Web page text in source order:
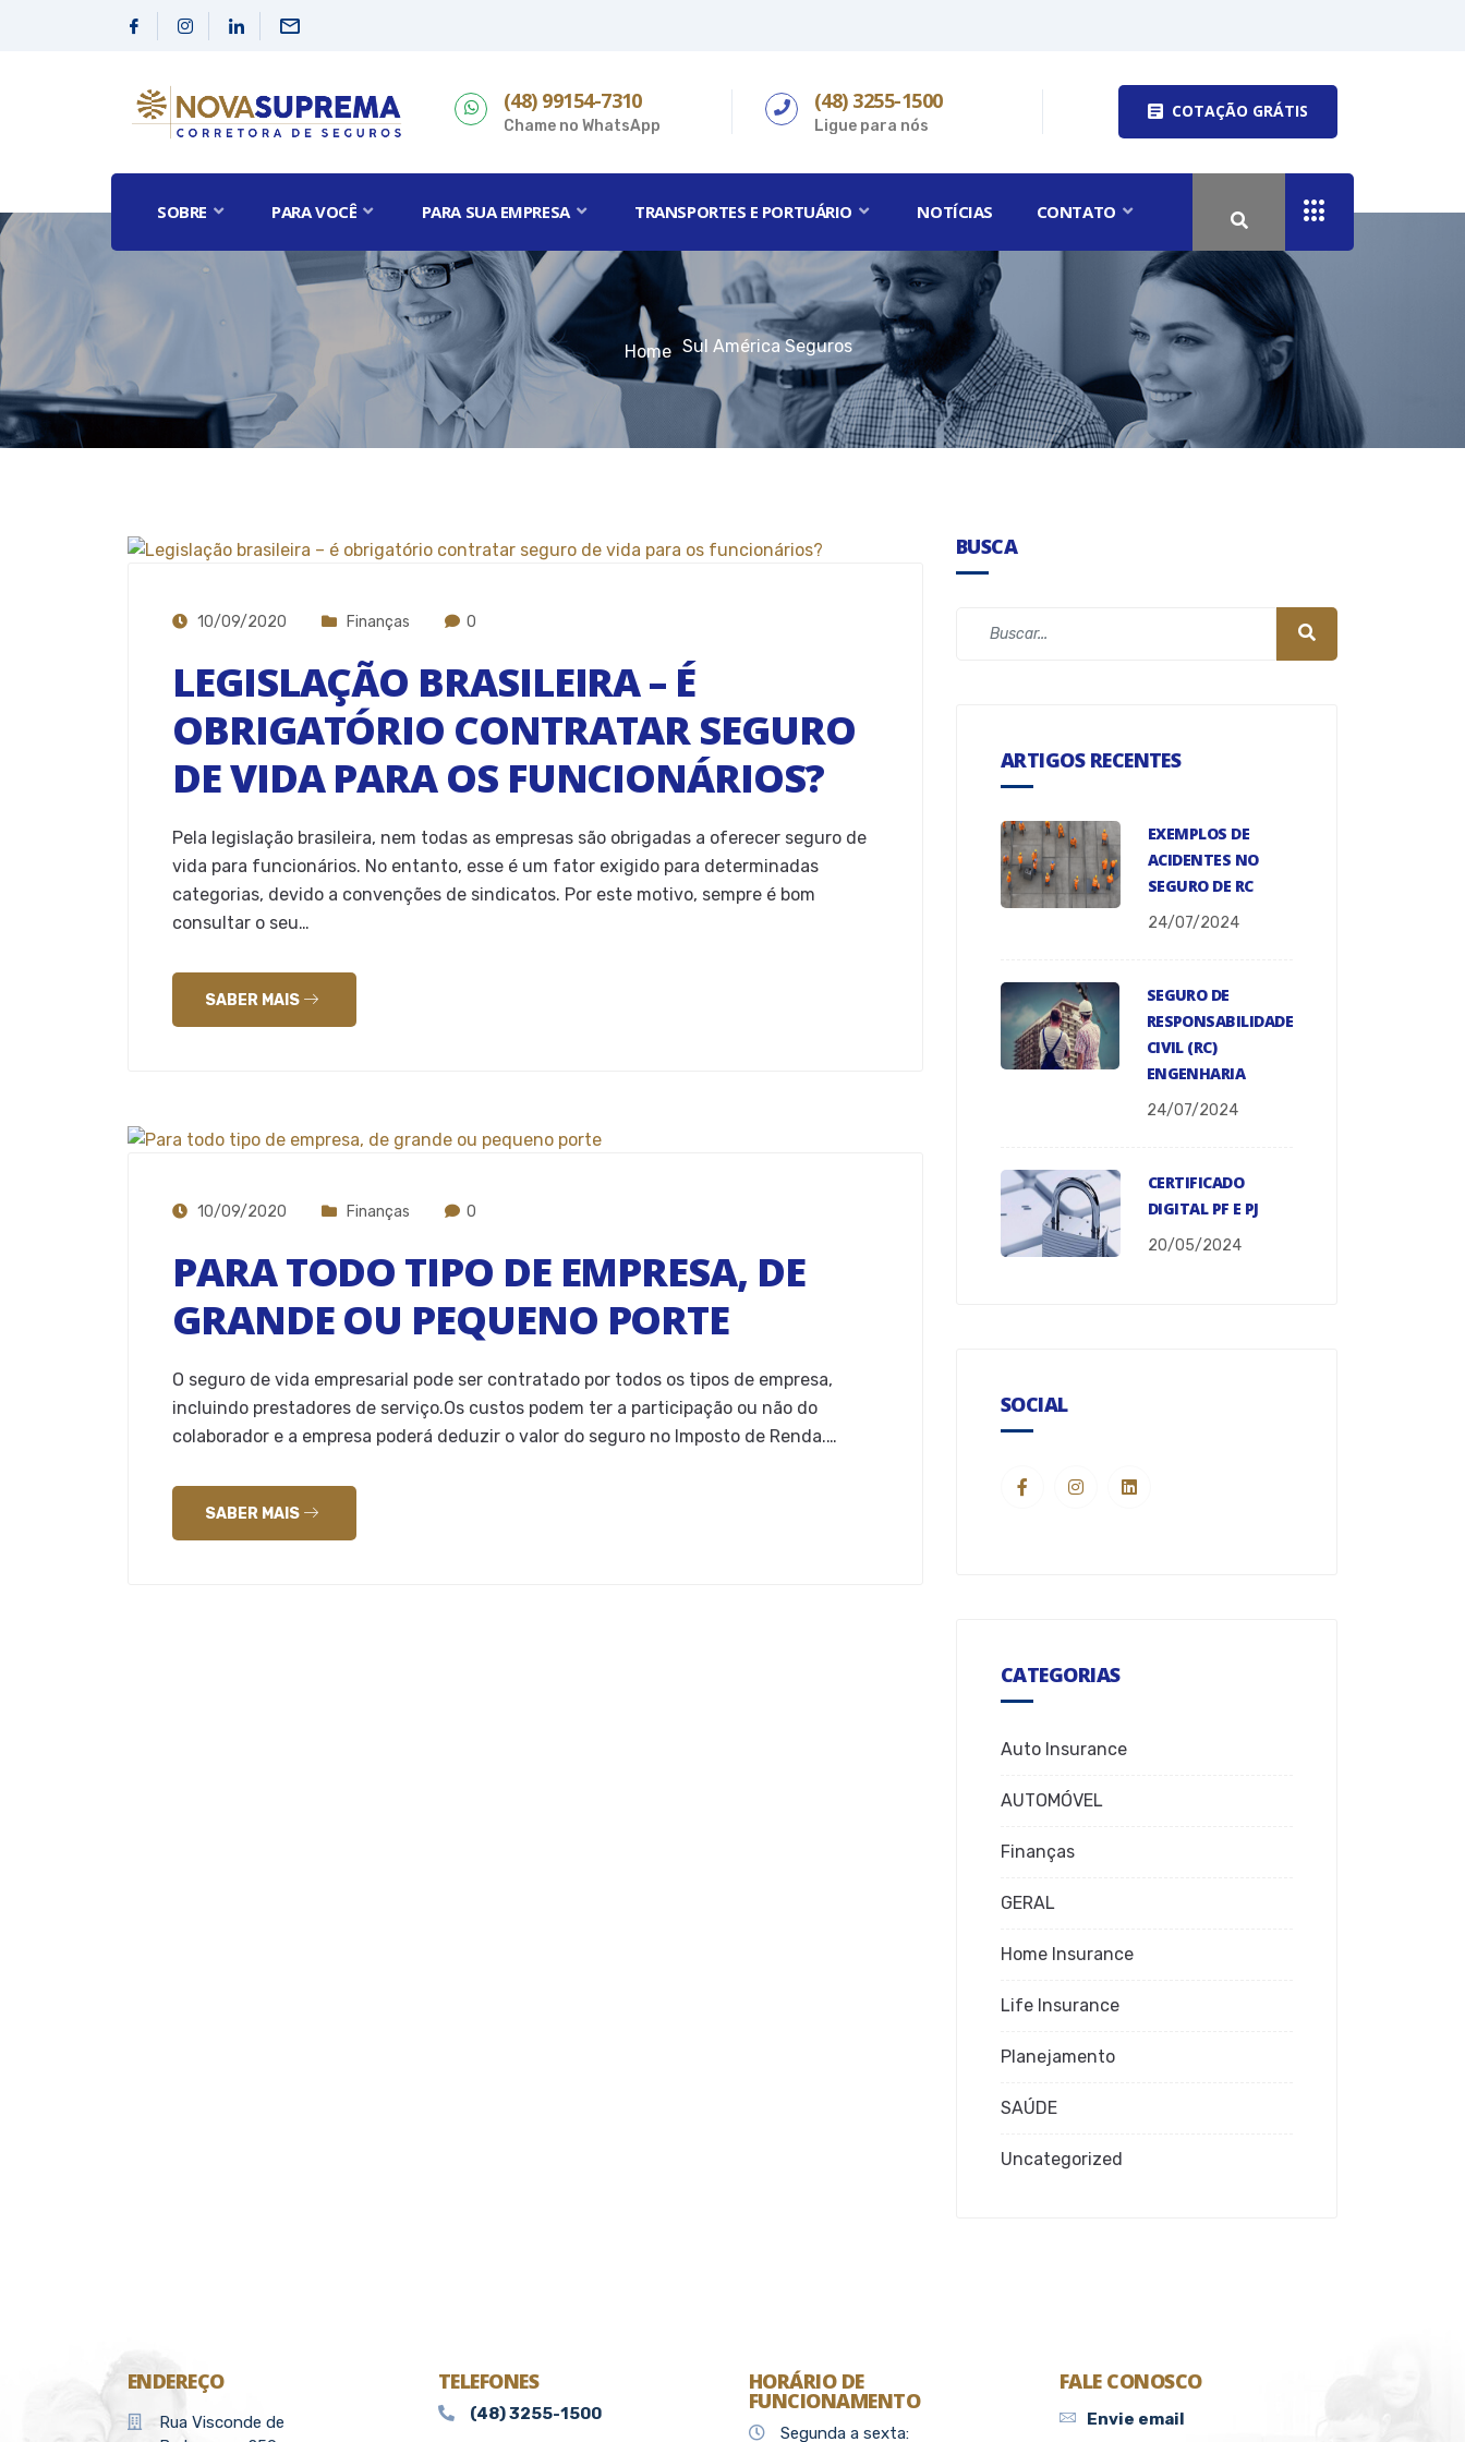
(48) 99154-7310
Chame no WhatsApp
(48) 3255-1500
Ligue para nós
COTAÇÃO GRÁTIS
SOBRE PARA VOCÊ PARA SUA EMPRESA TRANSPORTES E PORTUÁRIO NOTÍCIAS CONTATO
Home Sul América Seguros
10/09/2020 Finanças 0
LEGISLAÇÃO BRASILEIRA – É
OBRIGATÓRIO CONTRATAR SEGURO
DE VIDA PARA OS FUNCIONÁRIOS?
Pela legislação brasileira, nem todas as empresas são obrigadas a oferecer seguro de
vida para funcionários. No entanto, esse é um fator exigido para determinadas
categorias, devido a convenções de sindicatos. Por este motivo, sempre é bom
consultar o seu…
SABER MAIS
10/09/2020 Finanças 0
PARA TODO TIPO DE EMPRESA, DE
GRANDE OU PEQUENO PORTE
O seguro de vida empresarial pode ser contratado por todos os tipos de empresa,
incluindo prestadores de serviço.Os custos podem ter a participação ou não do
colaborador e a empresa poderá deduzir o valor do seguro no Imposto de Renda.…
SABER MAIS
BUSCA
ARTIGOS RECENTES
EXEMPLOS DE
ACIDENTES NO
SEGURO DE RC
24/07/2024
SEGURO DE
RESPONSABILIDADE
CIVIL (RC)
ENGENHARIA
24/07/2024
CERTIFICADO
DIGITAL PF E PJ
20/05/2024
SOCIAL
CATEGORIAS
Auto Insurance
AUTOMÓVEL
Finanças
GERAL
Home Insurance
Life Insurance
Planejamento
SAÚDE
Uncategorized
ENDEREÇO
Rua Visconde de
TELEFONES
(48) 3255-1500
HORÁRIO DE
FUNCIONAMENTO
Segunda a sexta:
FALE CONOSCO
Envie email